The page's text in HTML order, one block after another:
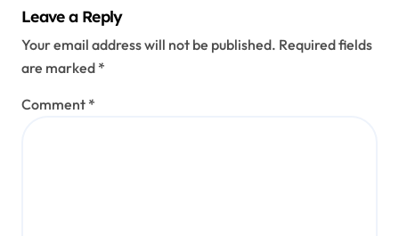
Leave a Reply
Your email address will not be published. Required fields
are marked *
Comment *